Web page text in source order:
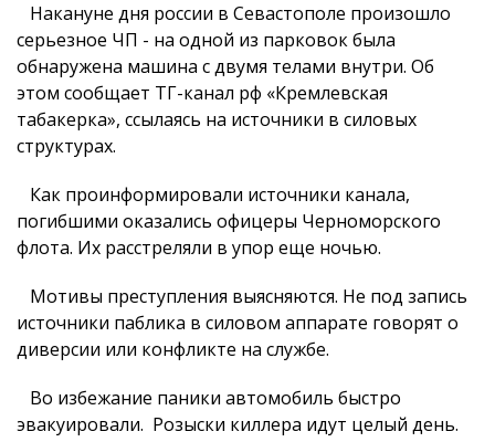
Накануне дня россии в Севастополе произошло
серьезное ЧП - на одной из парковок была
обнаружена машина с двумя телами внутри. Об
этом сообщает ТГ-канал рф «Кремлевская
табакерка», ссылаясь на источники в силовых
структурах.
Как проинформировали источники канала,
погибшими оказались офицеры Черноморского
флота. Их расстреляли в упор еще ночью.
Мотивы преступления выясняются. Не под запись
источники паблика в силовом аппарате говорят о
диверсии или конфликте на службе.
Во избежание паники автомобиль быстро
эвакуировали. Розыски киллера идут целый день.